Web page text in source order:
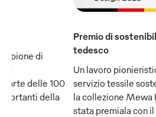
di
fa
delle 100
della
Premio di
tedesco
Un lavoro
servizio tessile
la collezione Mewa
stata premiala con